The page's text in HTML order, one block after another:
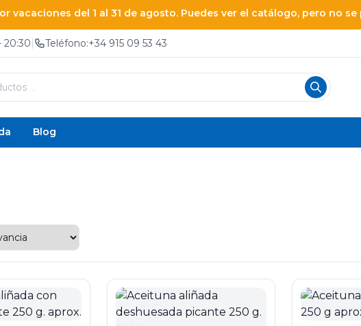
vacaciones del 1 al 31 de agosto. Puedes ver el catálogo, pero no
20:30| Teléfono:+34 915 09 53 43
Blog